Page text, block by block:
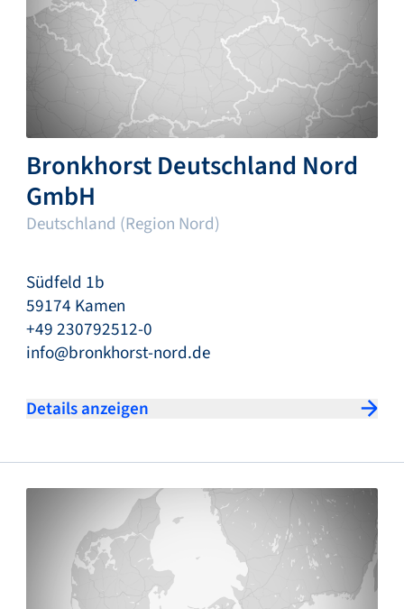
Bronkhorst Deutschland Nord
GmbH
Deutschland (Region Nord)
Südfeld 1b
59174 Kamen
+49 230792512-0
info@bronkhorst-nord.de
Details anzeigen